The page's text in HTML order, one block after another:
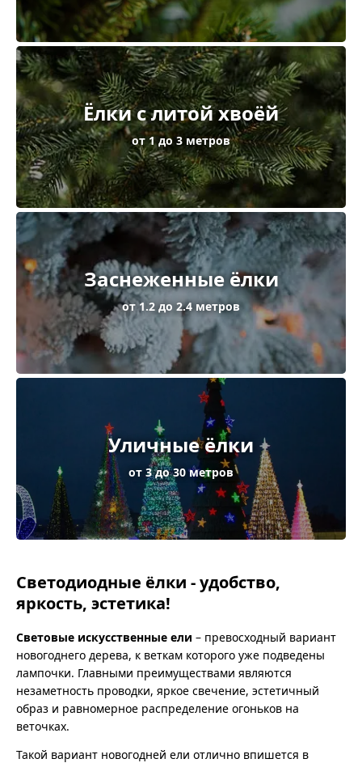
Ёлки с литой хвоёй
от 1 до 3 метров
Заснеженные ёлки
от 1.2 до 2.4 метров
Уличные ёлки
от 3 до 30 метров
Светодиодные ёлки - удобство,
яркость, эстетика!
Световые искусственные ели – превосходный вариант
новогоднего дерева, к веткам которого уже подведены
лампочки. Главными преимуществами являются
незаметность проводки, яркое свечение, эстетичный
образ и равномерное распределение огоньков на
веточках.
Такой вариант новогодней ели отлично впишется в